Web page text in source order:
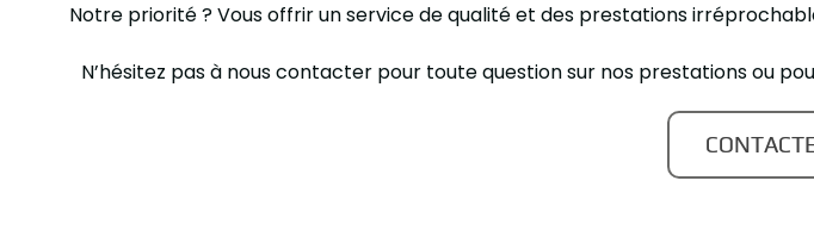
Notre priorité ? Vous offrir un service de qualité et des prestations
N’hésitez pas à nous contacter pour toute question sur nos prestations ou